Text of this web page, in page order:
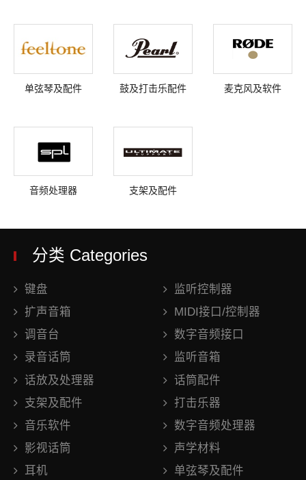
单弦琴及配件 鼓及打击乐配件 麦克风及软件
音频处理器 支架及配件
分类 Categories
键盘
监听控制器
扩声音箱
MIDI接口/控制器
调音台
数字音频接口
录音话筒
监听音箱
话放及处理器
话筒配件
支架及配件
打击乐器
音乐软件
数字音频处理器
影视话筒
声学材料
耳机
单弦琴及配件